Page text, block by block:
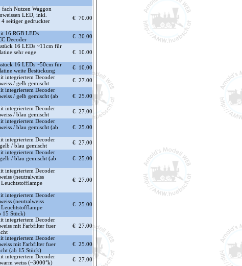
Nutzen Waggon
LED, inkl.
seitiger gedruckter
€ 70.00
16 RGB LEDs
Decoder
€ 30.00
16 LEDs ~11cm für
sehr enge
€ 10.00
16 LEDs ~50cm für
weite Bestückung
€ 10.00
integriertem Decoder
/ gelb gemischt
€ 27.00
integriertem Decoder
/ gelb gemischt (ab
€ 25.00
integriertem Decoder
/ blau gemischt
€ 27.00
integriertem Decoder
/ blau gemischt (ab
€ 25.00
integriertem Decoder
/ blau gemischt
€ 27.00
integriertem Decoder
/ blau gemischt (ab
€ 25.00
integriertem Decoder
(neutralweiss
€ 27.00
integriertem Decoder
(neutralweiss
15 Stück)
€ 25.00
integriertem Decoder
mit Farbfilter fuer
€ 27.00
integriertem Decoder
mit Farbfilter fuer
(ab 15 Stück)
€ 25.00
integriertem Decoder
weiss (~3000°k)
€ 27.00